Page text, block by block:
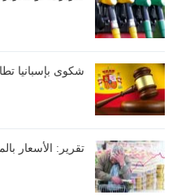
شكوى بإسبانيا
تقرير: الأسعار